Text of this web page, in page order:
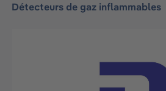
Détecteurs de gaz inflammables
Ignorer la galerie d'images